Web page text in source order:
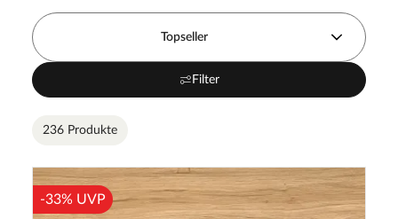
Topseller
Filter
236 Produkte
-33% UVP